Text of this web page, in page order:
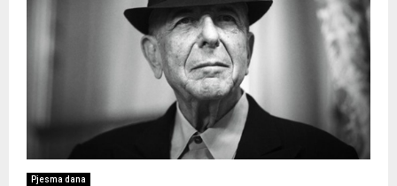
Pjesma dana